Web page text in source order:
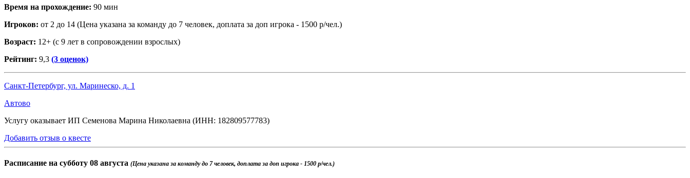
Время на прохождение: 90 мин
Игроков: от 2 до 14 (Цена указана за команду до 7 человек, доплата за доп игрока - 1500 р/чел.)
Возраст: 12+ (с 9 лет в сопровождении взрослых)
Рейтинг: 9,3 (3 оценок)
Санкт-Петербург, ул. Маринеско, д. 1
Автово
Услугу оказывает ИП Семенова Марина Николаевна (ИНН: 182809577783)
Добавить отзыв о квесте
Расписание на субботу 08 августа (Цена указана за команду до 7 человек, доплата за доп игрока - 1500 р/чел.)